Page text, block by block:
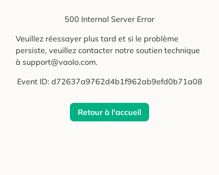
500 Internal Server Error
Veuillez réessayer plus tard et si le problème
persiste, veuillez contacter notre soutien technique
à support@vaolo.com.
Event ID: d72637a9762d4b1f962ab9efd0b71a08
Retour à l'accueil